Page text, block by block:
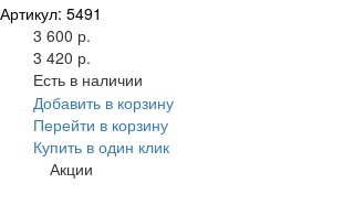
Артикул: 5491
3 600 р.
3 420 р.
Есть в наличии
Добавить в корзину
Перейти в корзину
Купить в один клик
Акции